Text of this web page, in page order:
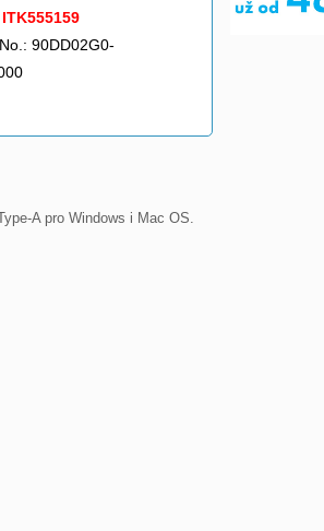
ITK555159
90DD02G0-
A pro Windows i Mac OS.